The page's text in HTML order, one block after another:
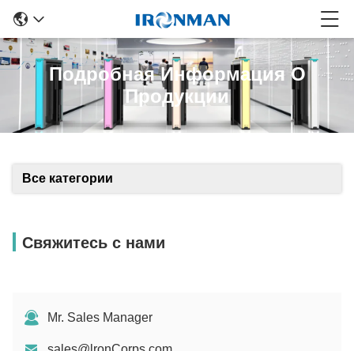
Подробная Информация О
Продукции
Все категории
Свяжитесь с нами
Mr. Sales Manager